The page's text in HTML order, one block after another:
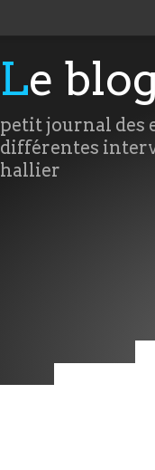
Le
petit journal des
différentes
hallier